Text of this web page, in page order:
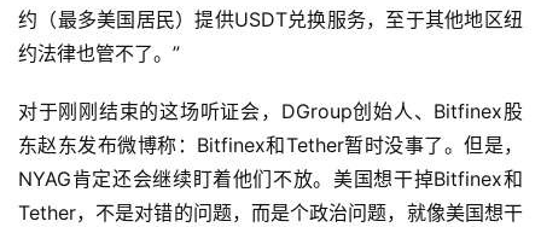
约（最多美国居民）提供USDT兑换服务，至于其他地区纽
约法律也管不了。”
对于刚刚结束的这场听证会，DGroup创始人、Bitfinex股
东赵东发布微博称：Bitfinex和Tether暂时没事了。但是，
NYAG肯定还会继续盯着他们不放。美国想干掉Bitfinex和
Tether，不是对错的问题，而是个政治问题，就像美国想干